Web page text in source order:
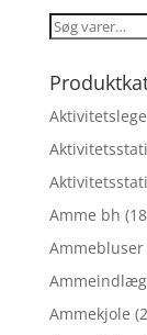
kr.
Søg
Amme bh
Ammebluser
Ammeindlæg
Ammekjole